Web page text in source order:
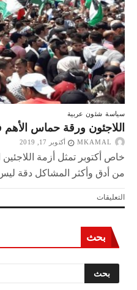
التحالف
الاستراتيجي
بين
حماس
وحزب
الله
مغلقة
سياسة شئون عربية
اللاجئون ورقة حماس الأهم
MKAMAL أكتوبر 17, 2019
خاص أكتوبر تمثل أزمة اللاجئين
من أدق وأكثر المشاكل دقة
التعليقاتعلى
اللاجئون
الأهم
لبنان
مغلقة
بحث